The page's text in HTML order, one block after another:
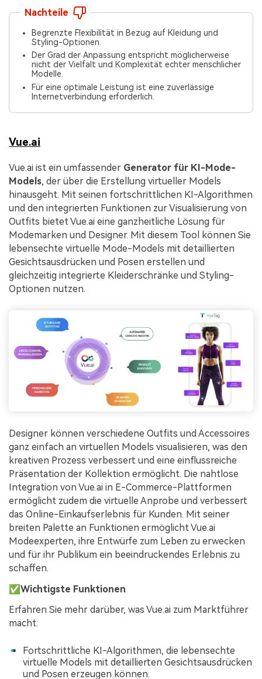
Nachteile
Begrenzte Flexibilität in Bezug auf Kleidung und
Styling-Optionen.
Der Grad der Anpassung entspricht möglicherweise
nicht der Vielfalt und Komplexität echter menschlicher
Modelle.
Für eine optimale Leistung ist eine zuverlässige
Internetverbindung erforderlich.
Vue.ai
Vue.ai ist ein umfassender Generator für KI-Mode-
Models, der über die Erstellung virtueller Models
hinausgeht. Mit seinen fortschrittlichen KI-Algorithmen
und den integrierten Funktionen zur Visualisierung von
Outfits bietet Vue.ai eine ganzheitliche Lösung für
Modemarken und Designer. Mit diesem Tool können Sie
lebensechte virtuelle Mode-Models mit detaillierten
Gesichtsausdrücken und Posen erstellen und
gleichzeitig integrierte Kleiderschränke und Styling-
Optionen nutzen.
Designer können verschiedene Outfits und Accessoires
ganz einfach an virtuellen Models visualisieren, was den
kreativen Prozess verbessert und eine einflussreiche
Präsentation der Kollektion ermöglicht. Die nahtlose
Integration von Vue.ai in E-Commerce-Plattformen
ermöglicht zudem die virtuelle Anprobe und verbessert
das Online-Einkaufserlebnis für Kunden. Mit seiner
breiten Palette an Funktionen ermöglicht Vue.ai
Modeexperten, ihre Entwürfe zum Leben zu erwecken
und für ihr Publikum ein beeindruckendes Erlebnis zu
schaffen.
✅Wichtigste Funktionen
Erfahren Sie mehr darüber, was Vue.ai zum Marktführer
macht:
Fortschrittliche KI-Algorithmen, die lebensechte
virtuelle Models mit detaillierten Gesichtsausdrücken
und Posen erzeugen können.